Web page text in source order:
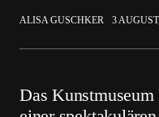
ALISA GUSCHKER 3
Das